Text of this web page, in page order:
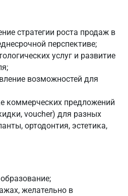
стратегии роста продаж в
перспективе;
услуг и развитие
возможностей для
коммерческих предложений
voucher) для разных
ортодонтия, эстетика,
желательно в